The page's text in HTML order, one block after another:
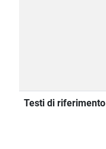
Testi di riferimento